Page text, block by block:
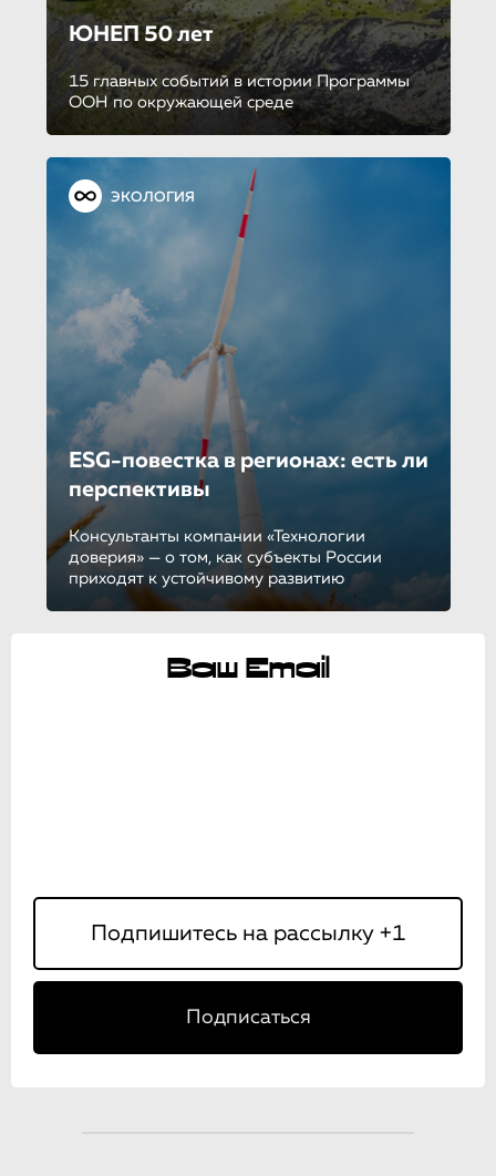
ЮНЕП 50 лет
15 главных событий в истории Программы
ООН по окружающей среде
ЭКОЛОГИЯ
ESG-повестка в регионах: есть ли
перспективы
Консультанты компании «Технологии
доверия» — о том, как субъекты России
приходят к устойчивому развитию
Ваш Email
Подписаться